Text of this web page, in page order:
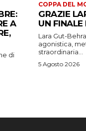
A
di
COPPA DEL
GRAZIE
UN FINALE
Lara Gut-
agonistica,
straordinaria...
5 Agosto 2026